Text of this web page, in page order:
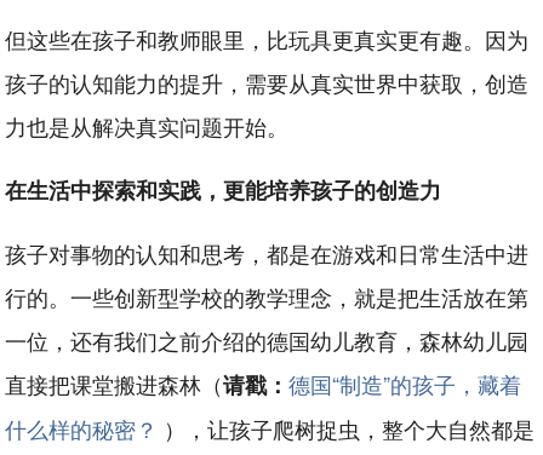
但这些在孩子和教师眼里，比玩具更真实更有趣。因为
孩子的认知能力的提升，需要从真实世界中获取，创造
力也是从解决真实问题开始。
在生活中探索和实践，更能培养孩子的创造力
孩子对事物的认知和思考，都是在游戏和日常生活中进
行的。一些创新型学校的教学理念，就是把生活放在第
一位，还有我们之前介绍的德国幼儿教育，森林幼儿园
直接把课堂搬进森林（请戳：德国“制造”的孩子，藏着
什么样的秘密？ ），让孩子爬树捉虫，整个大自然都是